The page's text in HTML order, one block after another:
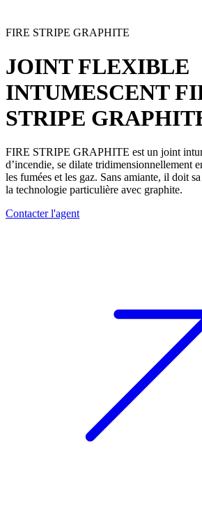
FIRE STRIPE GRAPHITE
JOINT FLEXIBLE
INTUMESCENT
STRIPE
FIRE STRIPE GRAPHITE est un joint
d’incendie, se dilate tridimensionnellement
les fumées et les gaz. Sans amiante, il doit
la technologie particulière avec graphite.
Contacter l'agent